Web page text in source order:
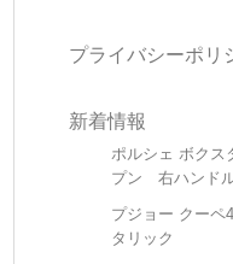
プライバシーポリ
新着情報
ポルシェ ボク
プン 右ハンド
プジョー クー
タリック